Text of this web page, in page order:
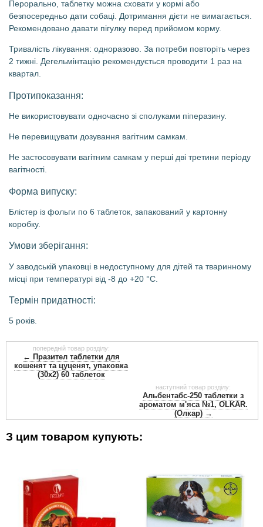
Перорально, таблетку можна сховати у кормі або
безпосередньо дати собаці. Дотримання дієти не вимагається.
Рекомендовано давати пігулку перед прийомом корму.
Тривалість лікування: одноразово. За потреби повторіть через
2 тижні. Дегельмінтацію рекомендується проводити 1 раз на
квартал.
Протипоказання:
Не використовувати одночасно зі сполуками піперазину.
Не перевищувати дозування вагітним самкам.
Не застосовувати вагітним самкам у перші дві третини періоду
вагітності.
Форма випуску:
Блістер із фольги по 6 таблеток, запакований у картонну
коробку.
Умови зберігання:
У заводській упаковці в недоступному для дітей та тваринному
місці при температурі від -8 до +20 °С.
Термін придатності:
5 років.
ІНСТРУКЦІЯ
із застосування Дронтала плюс (Drontal plus)
Таблетка блідо-жовтого кольору, масою 0,66 г, у своєму складі
містить як діючі речовини 50 мг празиквантелу, 144 мг
пірантелу ембонату і 150 мг фебантелу, а також наповнювач.
Розфасовують по 6 таблеток у блістери з алюмінієвої фольги
ФАРМАКОЛОГІЧНІ ВЛАСТИВОСТІ
Дронтал плюс володіє широким спектром антигельмінтної дії
на всі стадіїрозвитку
круглих і стрічкових хробаків, у тому
числіToxocara canis , Toxocara leonina,Uncinaria
попередній товар розділу:
← Празител таблетки для
кошенят та цуценят, упаковка
(30x2) 60 таблеток
наступний товар розділу:
Альбентабс-250 таблетки з
ароматом м'яса №1, OLKAR.
(Олкар) →
З цим товаром купують: